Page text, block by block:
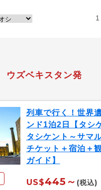
ウズベキスタン発
列車で行く！世界
ンド1泊2日【タシ
タシケント～サマ
チケット＋宿泊＋
ガイド】
US$445～ (税込)